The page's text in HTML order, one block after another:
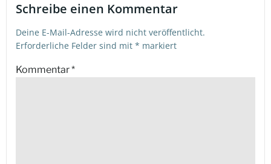
Schreibe einen Kommentar
Deine E-Mail-Adresse wird nicht veröffentlicht.
Erforderliche Felder sind mit * markiert
Kommentar*